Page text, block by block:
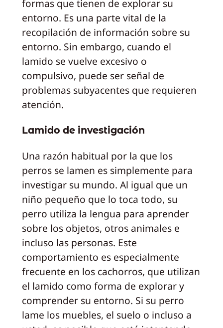
formas que tienen de explorar su
entorno. Es una parte vital de la
recopilación de información sobre su
entorno. Sin embargo, cuando el
lamido se vuelve excesivo o
compulsivo, puede ser señal de
problemas subyacentes que requieren
atención.
Lamido de investigación
Una razón habitual por la que los
perros se lamen es simplemente para
investigar su mundo. Al igual que un
niño pequeño que lo toca todo, su
perro utiliza la lengua para aprender
sobre los objetos, otros animales e
incluso las personas. Este
comportamiento es especialmente
frecuente en los cachorros, que utilizan
el lamido como forma de explorar y
comprender su entorno. Si su perro
lame los muebles, el suelo o incluso a